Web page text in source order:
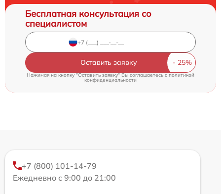
Бесплатная консультация со
специалистом
Оставить заявку
Нажимая на кнопку "Оставить заявку" Вы соглашаетесь c политикой
конфиденциальности
+7 (800) 101-14-79
Ежедневно с 9:00 до 21:00